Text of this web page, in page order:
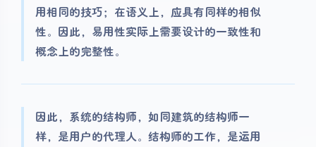
用相同的技巧；在语义上，应具有同样的相似
性。因此，易用性实际上需要设计的一致性和
概念上的完整性。
因此，系统的结构师，如同建筑的结构师一
样，是用户的代理人。结构师的工作，是运用